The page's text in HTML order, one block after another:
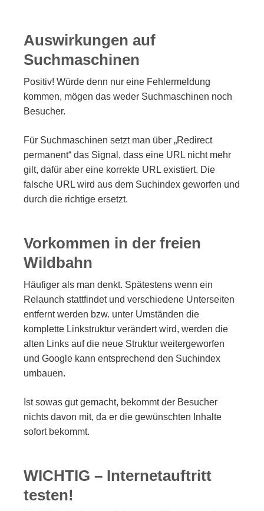
Auswirkungen auf
Suchmaschinen
Positiv! Würde denn nur eine Fehlermeldung
kommen, mögen das weder Suchmaschinen noch
Besucher.
Für Suchmaschinen setzt man über „Redirect
permanent“ das Signal, dass eine URL nicht mehr
gilt, dafür aber eine korrekte URL existiert. Die
falsche URL wird aus dem Suchindex geworfen und
durch die richtige ersetzt.
Vorkommen in der freien
Wildbahn
Häufiger als man denkt. Spätestens wenn ein
Relaunch stattfindet und verschiedene Unterseiten
entfernt werden bzw. unter Umständen die
komplette Linkstruktur verändert wird, werden die
alten Links auf die neue Struktur weitergeworfen
und Google kann entsprechend den Suchindex
umbauen.
Ist sowas gut gemacht, bekommt der Besucher
nichts davon mit, da er die gewünschten Inhalte
sofort bekommt.
WICHTIG – Internetauftritt
testen!